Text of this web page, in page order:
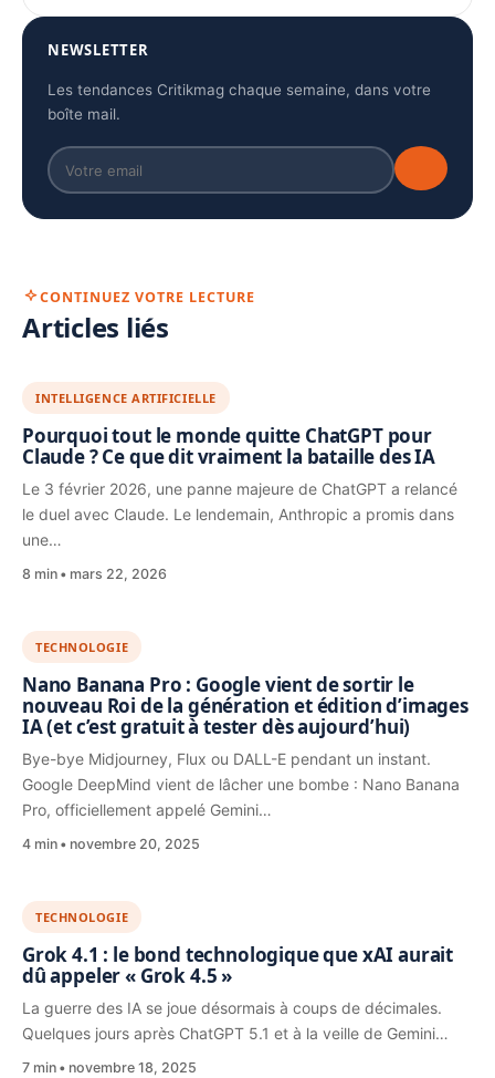
NEWSLETTER
Les tendances Critikmag chaque semaine, dans votre
boîte mail.
CONTINUEZ VOTRE LECTURE
Articles liés
INTELLIGENCE ARTIFICIELLE
Pourquoi tout le monde quitte ChatGPT pour
Claude ? Ce que dit vraiment la bataille des IA
Le 3 février 2026, une panne majeure de ChatGPT a relancé
le duel avec Claude. Le lendemain, Anthropic a promis dans
une…
8 min mars 22, 2026
TECHNOLOGIE
Nano Banana Pro : Google vient de sortir le
nouveau Roi de la génération et édition d’images
IA (et c’est gratuit à tester dès aujourd’hui)
Bye-bye Midjourney, Flux ou DALL-E pendant un instant.
Google DeepMind vient de lâcher une bombe : Nano Banana
Pro, officiellement appelé Gemini…
4 min novembre 20, 2025
TECHNOLOGIE
Grok 4.1 : le bond technologique que xAI aurait
dû appeler « Grok 4.5 »
La guerre des IA se joue désormais à coups de décimales.
Quelques jours après ChatGPT 5.1 et à la veille de Gemini…
7 min novembre 18, 2025